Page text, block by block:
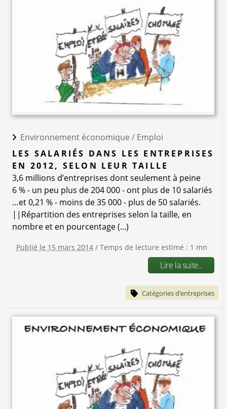
Environnement économique / Emploi
LES SALARIÉS DANS LES ENTREPRISES
EN 2012, SELON LEUR TAILLE
3,6 millions d’entreprises dont seulement à peine
6 % - un peu plus de 204 000 - ont plus de 10 salariés
…et 0,21 % - moins de 35 000 - plus de 50 salariés.
||Répartition des entreprises selon la taille, en
nombre et en pourcentage (...)
Publié le 15 mars 2014 / Temps de lecture estimé : 1 mn
Lire la suite..
Catégories d’entreprises